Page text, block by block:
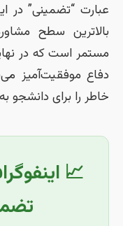
عبارت “تضمینی” در
بالاترین سطح
مستمر است که در
دفاع موفقیت‌آمیز
خاطر را برای دانشجو
📈